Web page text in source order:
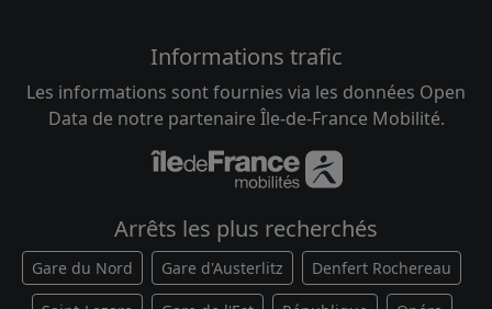
Informations trafic
Les informations sont fournies via les données Open
Data de notre partenaire Île-de-France Mobilité.
Arrêts les plus recherchés
Gare du Nord Gare d'Austerlitz Denfert Rochereau